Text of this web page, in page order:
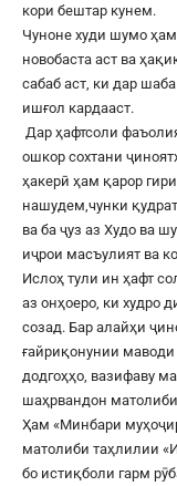
кори бештар кунем.
Чуноне худи шумо
новобаста аст ва
сабаб аст, ки дар
ишғол кардааст.
Дар ҳафтсоли
ошкор сохтани
ҳакерӣ ҳам қарор
нашудем,чунки
ва ба ҷуз аз Худо ва
иҷрои масъулият ва
Ислоҳ тули ин ҳафт
аз онҳоеро, ки худро
созад. Бар алайҳи
ғайриқонунии
додгоҳҳо, вазифаву
шаҳрвандон
Ҳам «Минбари
матолиби таҳлилии
бо истиқболи гарм